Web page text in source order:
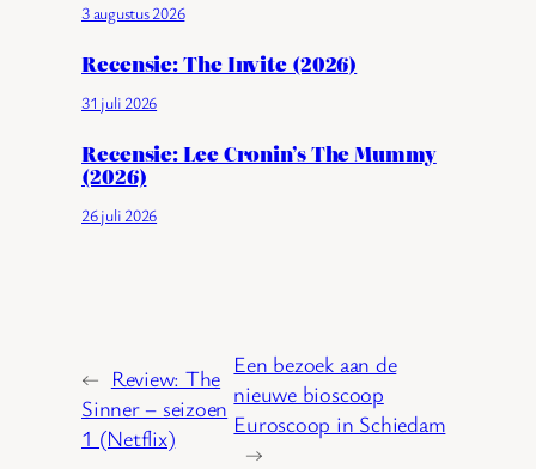
3 augustus 2026
Recensie: The Invite (2026)
31 juli 2026
Recensie: Lee Cronin’s The Mummy
(2026)
26 juli 2026
← Review: The
Sinner – seizoen
1 (Netflix)
Een bezoek aan de
nieuwe bioscoop
Euroscoop in Schiedam
→